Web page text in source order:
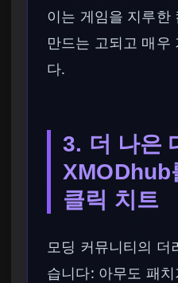
이는 게임을 지루한
만드는 고되고 매우
다.
3. 더 나은
XMODhub
클릭 치트
모딩 커뮤니티의 더
습니다: 아무도 패